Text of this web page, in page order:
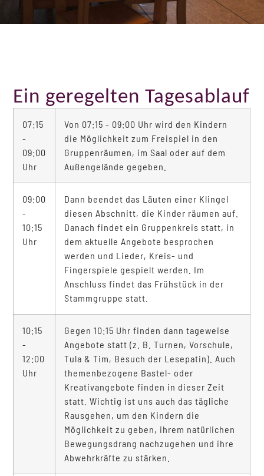
Ein geregelten Tagesablauf
07:15
-
09:00
Uhr
Von 07:15 - 09:00 Uhr wird den Kindern
die Möglichkeit zum Freispiel in den
Gruppenräumen, im Saal oder auf dem
Außengelände gegeben.
09:00
-
10:15
Uhr
Dann beendet das Läuten einer Klingel
diesen Abschnitt, die Kinder räumen auf.
Danach findet ein Gruppenkreis statt, in
dem aktuelle Angebote besprochen
werden und Lieder, Kreis- und
Fingerspiele gespielt werden. Im
Anschluss findet das Frühstück in der
Stammgruppe statt.
10:15
-
12:00
Uhr
Gegen 10:15 Uhr finden dann tageweise
Angebote statt (z. B. Turnen, Vorschule,
Tula & Tim, Besuch der Lesepatin). Auch
themenbezogene Bastel- oder
Kreativangebote finden in dieser Zeit
statt. Wichtig ist uns auch das tägliche
Rausgehen, um den Kindern die
Möglichkeit zu geben, ihrem natürlichen
Bewegungsdrang nachzugehen und ihre
Abwehrkräfte zu stärken.